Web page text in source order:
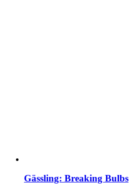
Gässling: Breaking Bulbs